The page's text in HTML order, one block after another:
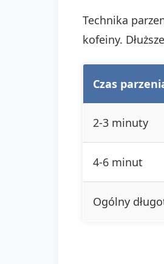
Technika
kofeiny.
Czas
2-3 minuty
4-6 minut
Ogólny